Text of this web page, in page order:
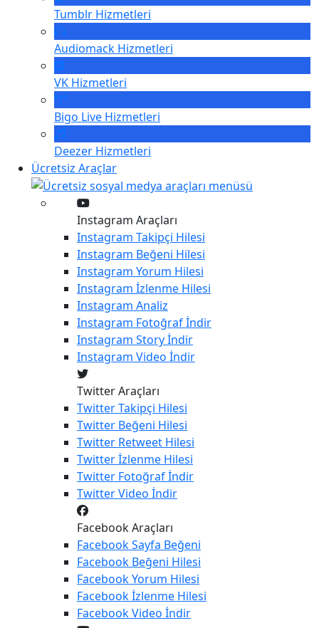
Tumblr Hizmetleri
Audiomack Hizmetleri
VK Hizmetleri
Bigo Live Hizmetleri
Deezer Hizmetleri
Ücretsiz Araçlar
Instagram Araçları
Instagram Takipçi Hilesi
Instagram Beğeni Hilesi
Instagram Yorum Hilesi
Instagram İzlenme Hilesi
Instagram Analiz
Instagram Fotoğraf İndir
Instagram Story İndir
Instagram Video İndir
Twitter Araçları
TwitterTakipçi Hilesi
Twitter Beğeni Hilesi
Twitter Retweet Hilesi
Twitterİzlenme Hilesi
Twitter Fotoğraf İndir
TwitterVideo İndir
Facebook Araçları
FacebookSayfa Beğeni
Facebook Beğeni Hilesi
FacebookYorum Hilesi
Facebookİzlenme Hilesi
FacebookVideo İndir